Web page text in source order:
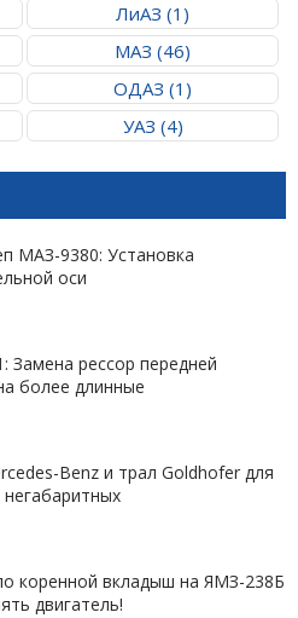
ЛиАЗ (1)
МАЗ (46)
ОДАЗ (1)
УАЗ (4)
МАЗ-9380: Установка
оси
Замена рессор передней
более длинные
Benz и трал Goldhofer для
коренной вкладыш на ЯМЗ-238Б
двигатель!